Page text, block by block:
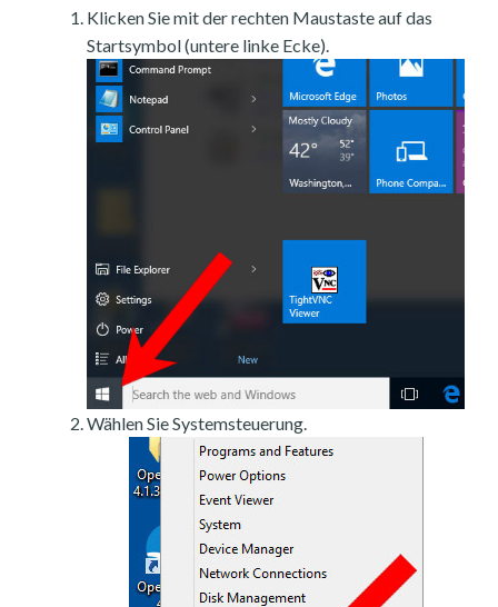
Klicken Sie mit der rechten Maustaste auf das
Startsymbol (untere linke Ecke).
Wählen Sie Systemsteuerung.